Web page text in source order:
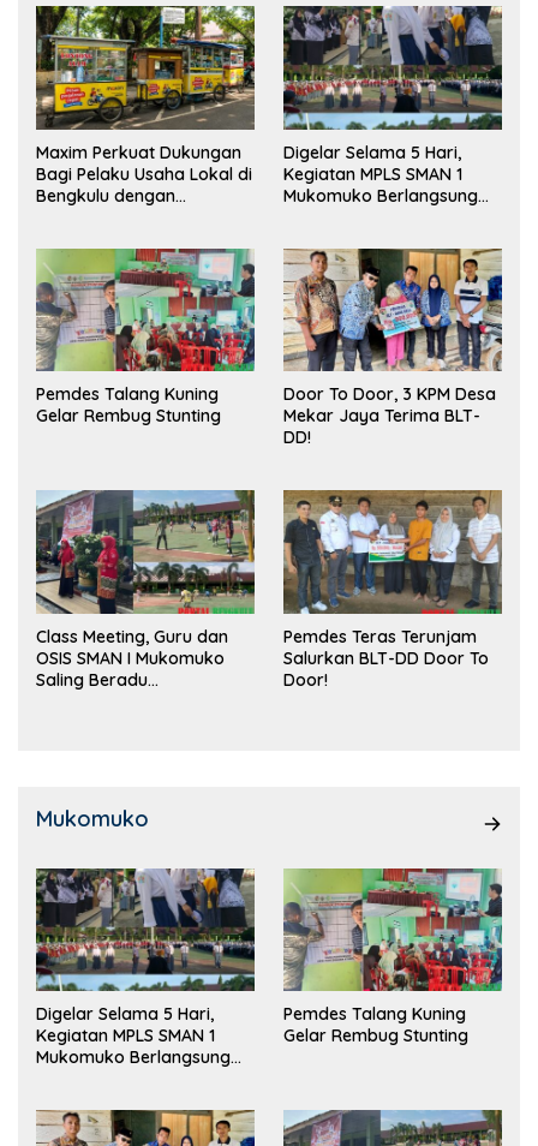
Maxim Perkuat Dukungan
Bagi Pelaku Usaha Lokal di
Bengkulu dengan
Pasar
Digelar Selama 5 Hari,
Kegiatan MPLS SMAN 1
Mukomuko Berlangsung
Pemdes Talang Kuning
Gelar Rembug Stunting
Door To Door, 3 KPM Desa
Mekar Jaya Terima BLT-
DD!
Class Meeting, Guru dan
OSIS SMAN I Mukomuko
Saling Beradu
Pemdes Teras Terunjam
Salurkan BLT-DD Door To
Door!
Mukomuko
Digelar Selama 5 Hari,
Kegiatan MPLS SMAN 1
Mukomuko Berlangsung
Pemdes Talang Kuning
Gelar Rembug Stunting